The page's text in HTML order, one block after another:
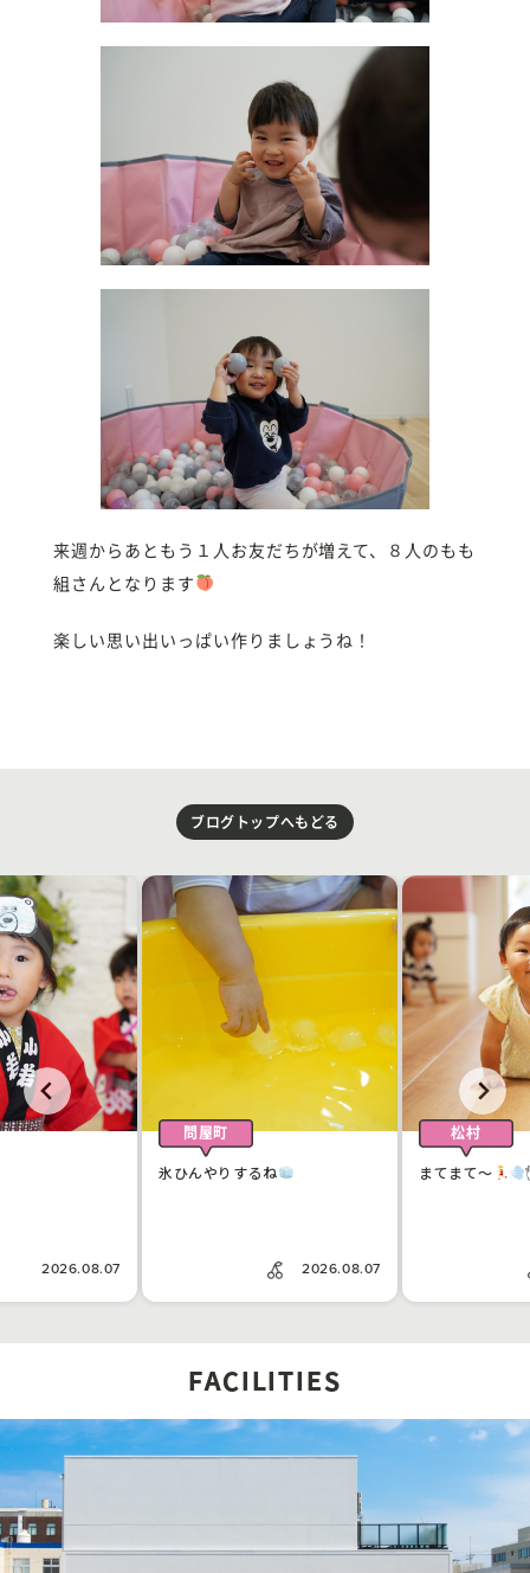
来週からあともう１人お友だちが増えて、８人のもも
組さんとなります
楽しい思い出いっぱい作りましょうね！
ブログトップへもどる
2026.08.07
問屋町
氷ひんやりするね
2026.08.07
松村
まてまて〜
FACILITIES